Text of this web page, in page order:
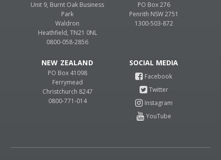
Unit 9, Burnt Oak Business
Park
Waldron
Heathfield, TN21 0NL
0800-058-2856
PO Box 276
Penrith NSW 2751
1300-503-872
NEW ZEALAND
PO Box 41098
Ferrymead
Christchurch 8247
0800-771-014